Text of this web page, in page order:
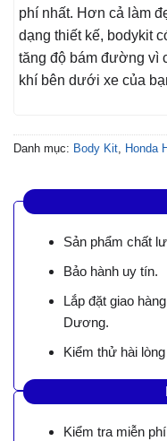
phí nhất. Hơn cả làm
dạng thiết kế, bodykit
tăng độ bám đường vì
khí bên dưới xe của
Danh mục: Body Kit, Honda
Sản phẩm chất
Bảo hành uy tín.
Lắp đặt giao
Dương.
Kiểm thử hài
Kiểm tra miễn phí